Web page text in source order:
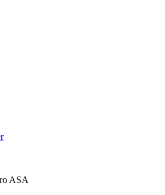
ASA